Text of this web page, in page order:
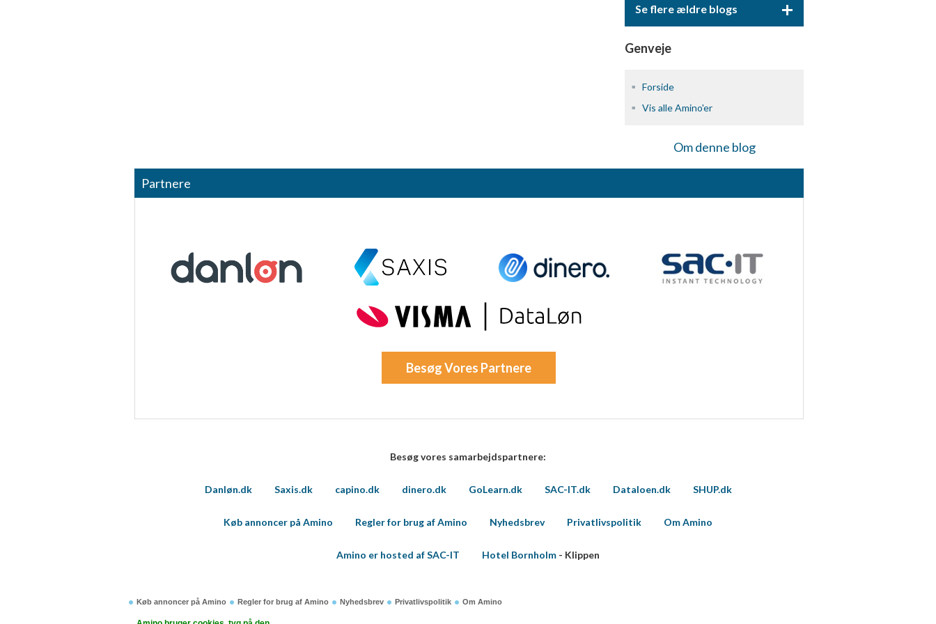
Se flere ældre blogs +
Genveje
Forside
Vis alle Amino'er
Om denne blog
Partnere
Besøg Vores Partnere
Besøg vores samarbejdspartnere:
Danløn.dk Saxis.dk capino.dk dinero.dk GoLearn.dk SAC-IT.dk Dataloen.dk SHUP.dk
Køb annoncer på Amino Regler for brug af Amino Nyhedsbrev Privatlivspolitik Om Amino
Amino er hosted af SAC-IT Hotel Bornholm - Klippen
Køb annoncer på Amino Regler for brug af Amino Nyhedsbrev Privatlivspolitik Om Amino